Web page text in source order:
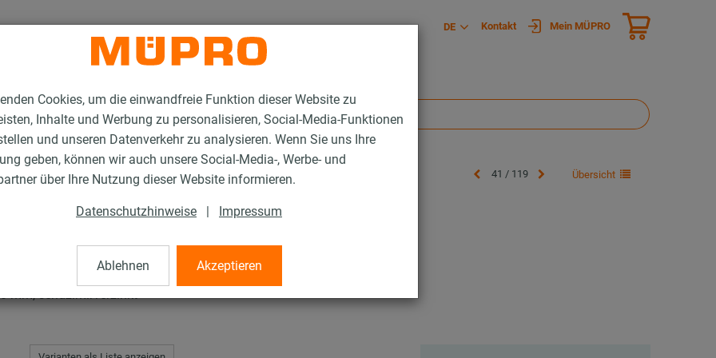
Cookies, um die einwandfreie Funktion dieser Website zu
Inhalte und Werbung zu personalisieren, Social-Media-Funktionen
und unseren Datenverkehr zu analysieren. Wenn Sie uns Ihre
geben, können wir auch unsere Social-Media-, Werbe- und
über Ihre Nutzung dieser Website informieren.
Datenschutzhinweise | Impressum
Ablehnen Akzeptieren
DE Kontakt Mein MÜPRO
Systemschienen 41 / 119 Übersicht
mm, sendzimirverzinkt